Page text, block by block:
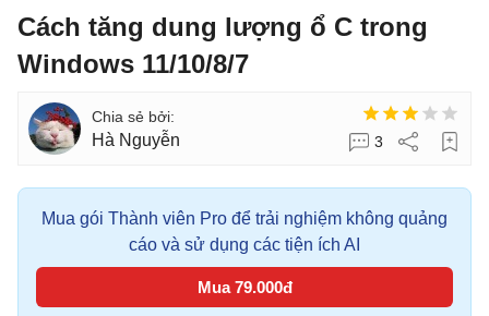
Cách tăng dung lượng ổ C trong
Windows 11/10/8/7
Hà Nguyễn 3
Mua gói Thành viên Pro để trải nghiệm không quảng
cáo và sử dụng các tiện ích AI
Mua 79.000đ